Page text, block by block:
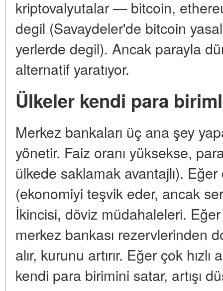
kriptovalyutalar — bitcoin,
degil (Savaydeler'de bitcoin
yerlerde degil). Ancak parayla
alternatif yaratıyor.
Ülkeler kendi para
Merkez bankaları üç ana şey
yönetir. Faiz oranı yüksekse,
ülkede saklamak avantajlı).
(ekonomiyi teşvik eder, ancak
İkincisi, döviz müdahaleleri.
merkez bankası rezervlerinden
alır, kurunu artırır. Eğer çok
kendi para birimini satar, artışı